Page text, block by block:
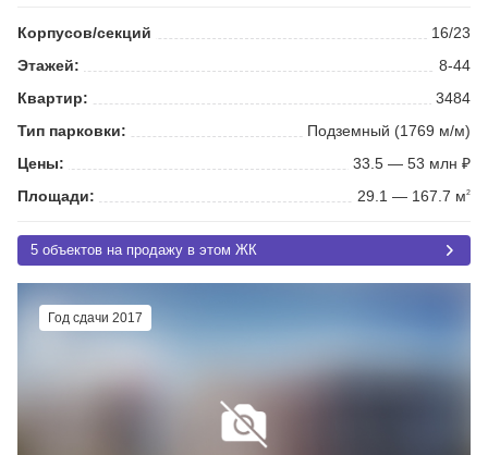
Корпусов/секций
16/23
Этажей:
8-44
Квартир:
3484
Тип парковки:
Подземный (1769 м/м)
Цены:
33.5 — 53 млн ₽
Площади:
29.1 — 167.7 м2
5 объектов на продажу в этом ЖК
Год сдачи 2017